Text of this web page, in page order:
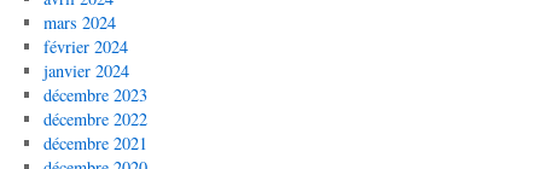
mars 2024
février 2024
janvier 2024
décembre 2023
décembre 2022
décembre 2021